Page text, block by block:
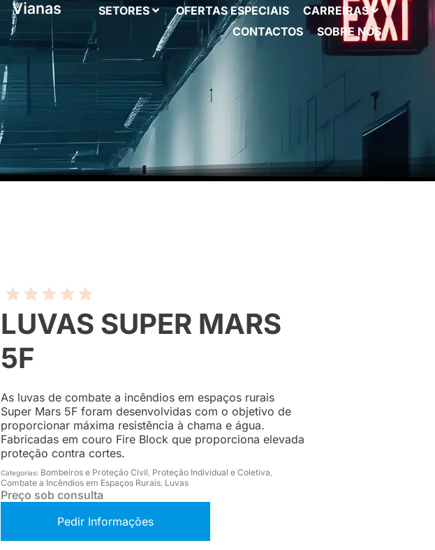
SETORES OFERTAS ESPECIAIS
CARREIRAS
CONTACTOS
SOBRE NÓS
LUVAS SUPER MARS
5F
As luvas de combate a incêndios em espaços rurais
Super Mars 5F foram desenvolvidas com o objetivo de
proporcionar máxima resistência à chama e água.
Fabricadas em couro Fire Block que proporciona elevada
proteção contra cortes.
Categorias: Bombeiros e Proteção Civil, Proteção Individual e Coletiva,
Combate a Incêndios em Espaços Rurais, Luvas
Preço sob consulta
Pedir Informações